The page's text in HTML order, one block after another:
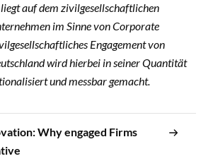
auf dem zivilgesellschaftlichen
im Sinne von Corporate
Engagement von
wird hierbei in seiner Quantität
und messbar gemacht.
Why engaged Firms